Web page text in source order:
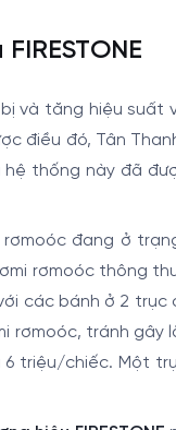
và tăng hiệu suất
điều đó, Tân
thống này đã
rơmoóc đang ở
rơmoóc thông
các bánh ở 2 trục
rơmoóc, tránh gây
6 triệu/chiếc. Một